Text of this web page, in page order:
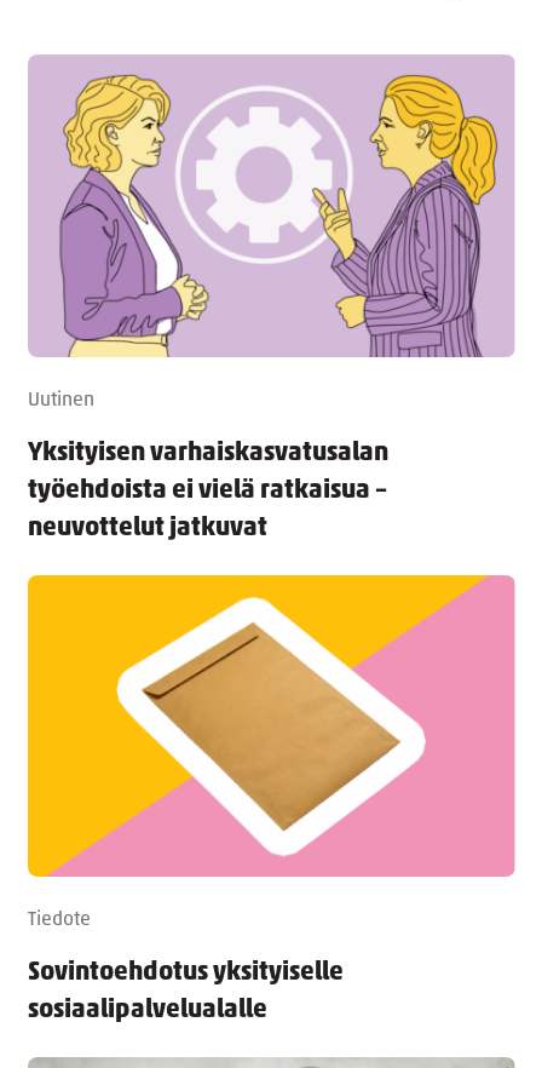
Uutinen
Yksityisen varhaiskasvatusalan
työehdoista ei vielä ratkaisua –
neuvottelut jatkuvat
Tiedote
Sovintoehdotus yksityiselle
sosiaalipalvelualalle